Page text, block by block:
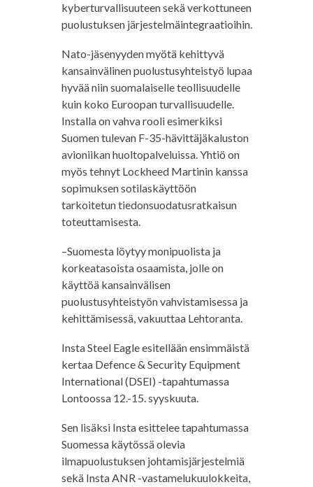
kyberturvallisuuteen sekä verkottuneen
puolustuksen järjestelmäintegraatioihin.
Nato-jäsenyyden myötä kehittyvä
kansainvälinen puolustusyhteistyö lupaa
hyvää niin suomalaiselle teollisuudelle
kuin koko Euroopan turvallisuudelle.
Installa on vahva rooli esimerkiksi
Suomen tulevan F-35-hävittäjäkaluston
avioniikan huoltopalveluissa. Yhtiö on
myös tehnyt Lockheed Martinin kanssa
sopimuksen sotilaskäyttöön
tarkoitetun tiedonsuodatusratkaisun
toteuttamisesta.
–Suomesta löytyy monipuolista ja
korkeatasoista osaamista, jolle on
käyttöä kansainvälisen
puolustusyhteistyön vahvistamisessa ja
kehittämisessä, vakuuttaa Lehtoranta.
Insta Steel Eagle esitellään ensimmäistä
kertaa Defence & Security Equipment
International (DSEI) -tapahtumassa
Lontoossa 12.-15. syyskuuta.
Sen lisäksi Insta esittelee tapahtumassa
Suomessa käytössä olevia
ilmapuolustuksen johtamisjärjestelmiä
sekä Insta ANR -vastamelukuulokkeita,